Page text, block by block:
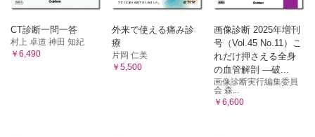
第12章 IgG4関連疾患
IgG4陽性形質細胞の分化増殖メカニズム
CT診断一問一答
村上 卓道 神田 知紀
￥6,490
外来で使える痛み診
療
片岡 仁美
￥5,500
画像診断 2025年増刊
号（Vol.45 No.11）こ
れだけ押さえる全身
の血管解剖 ―破...
画像診断実行編集委員
会 森...
￥6,600